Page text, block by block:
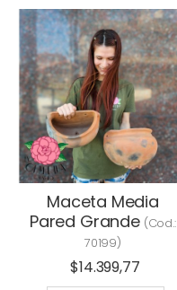
Maceta Media
Pared Grande(Cod.:
70199)
$14.399,77